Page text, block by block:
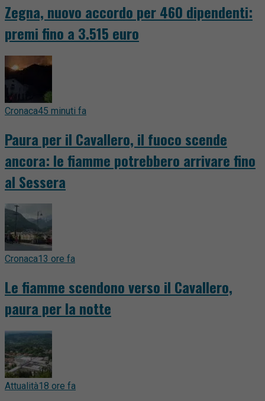
Zegna, nuovo accordo per 460 dipendenti:
premi fino a 3.515 euro
Cronaca45 minuti fa
Paura per il Cavallero, il fuoco scende
ancora: le fiamme potrebbero arrivare fino
al Sessera
Cronaca13 ore fa
Le fiamme scendono verso il Cavallero,
paura per la notte
Attualità18 ore fa